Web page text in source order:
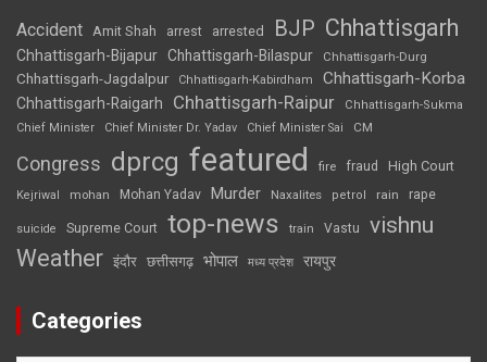
Accident Amit Shah arrest arrested BJP Chhattisgarh
Chhattisgarh-Bijapur Chhattisgarh-Bilaspur Chhattisgarh-Durg
Chhattisgarh-Jagdalpur Chhattisgarh-Kabirdham Chhattisgarh-Korba
Chhattisgarh-Raigarh Chhattisgarh-Raipur
Chhattisgarh-Sukma
Chief Minister
Chief Minister Dr. Yadav Chief Minister Sai CM
Congress dprcg featured fire fraud High Court
Kejriwal mohan Mohan Yadav Murder Naxalites petrol rain rape
suicide Supreme Court top-news train Vastu vishnu
Weather इंदौर छत्तीसगढ़ भोपाल मध्य प्रदेश रायपुर
Categories